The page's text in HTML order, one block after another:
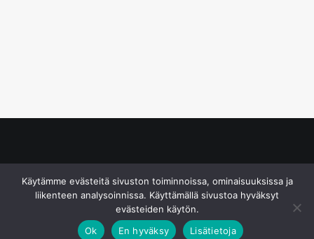
Käytämme evästeitä sivuston toiminnoissa, ominaisuuksissa ja
liikenteen analysoinnissa. Käyttämällä sivustoa hyväksyt
evästeiden käytön.
Ok
En hyväksy Lisätietoja